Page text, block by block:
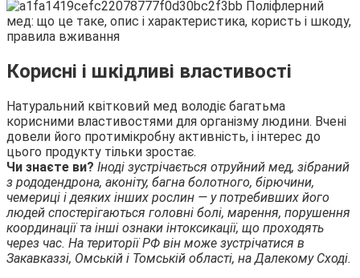
Корисні і шкідливі властивості
Натуральний квітковий мед володіє багатьма
корисними властивостями для організму людини. Вчені
довели його протимікробну активність, і інтерес до
цього продукту тільки зростає.
Чи знаєте ви? Іноді зустрічається отруйний мед, зібраний
з рододендрона, аконіту, багна болотного, бірючини,
чемериці і деяких інших рослин — у потребивших його
людей спостерігаються головні болі, марення, порушення
координації та інші ознаки інтоксикації, що проходять
через час. На території РФ він може зустрічатися в
Закавказзі, Омській і Томській області, на Далекому Сході.